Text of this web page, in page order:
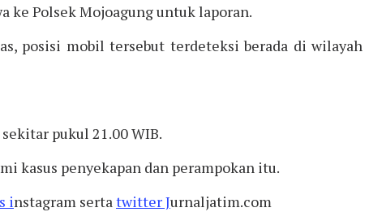
ke Polsek Mojoagung untuk laporan.
posisi mobil tersebut terdeteksi berada di wilayah
pukul 21.00 WIB.
kasus penyekapan dan perampokan itu.
instagram serta twitter Jurnaljatim.com